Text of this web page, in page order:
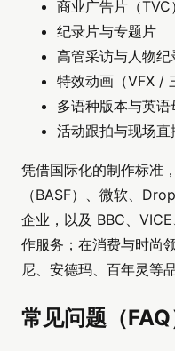
商业广告片（
纪录片与专题片
高管采访与人物纪
特效动画（VFX /
多语种版本与英
活动跟拍与现场直
凭借国际化的制作标准
（BASF）、微软、
企业，以及 BBC、
作服务；在消费与时尚
尼、安德玛、百年灵等
常见问题（FAQ